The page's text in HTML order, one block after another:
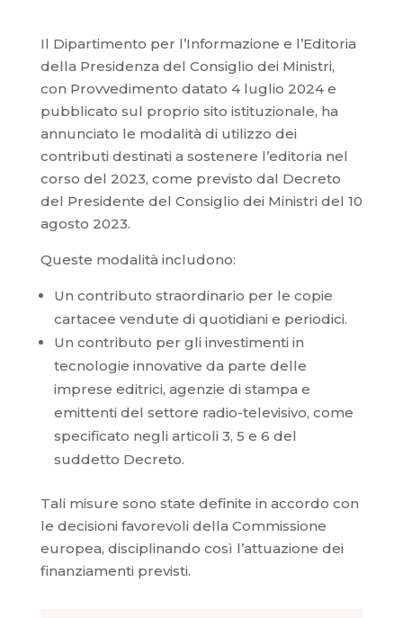
Il Dipartimento per l’Informazione e l’Editoria
della Presidenza del Consiglio dei Ministri,
con Provvedimento datato 4 luglio 2024 e
pubblicato sul proprio sito istituzionale, ha
annunciato le modalità di utilizzo dei
contributi destinati a sostenere l’editoria nel
corso del 2023, come previsto dal Decreto
del Presidente del Consiglio dei Ministri del 10
agosto 2023.
Queste modalità includono:
Un contributo straordinario per le copie
cartacee vendute di quotidiani e periodici.
Un contributo per gli investimenti in
tecnologie innovative da parte delle
imprese editrici, agenzie di stampa e
emittenti del settore radio-televisivo, come
specificato negli articoli 3, 5 e 6 del
suddetto Decreto.
Tali misure sono state definite in accordo con
le decisioni favorevoli della Commissione
europea, disciplinando così l’attuazione dei
finanziamenti previsti.